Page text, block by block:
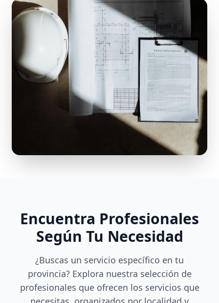
Encuentra Profesionales
Según Tu Necesidad
¿Buscas un servicio específico en tu
provincia? Explora nuestra selección de
profesionales que ofrecen los servicios que